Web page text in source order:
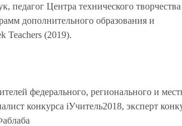
Центра технического творчества
дополнительного образования и
Teachers (2019).
федерального, регионального и
конкурса iУчитель2018, эксперт